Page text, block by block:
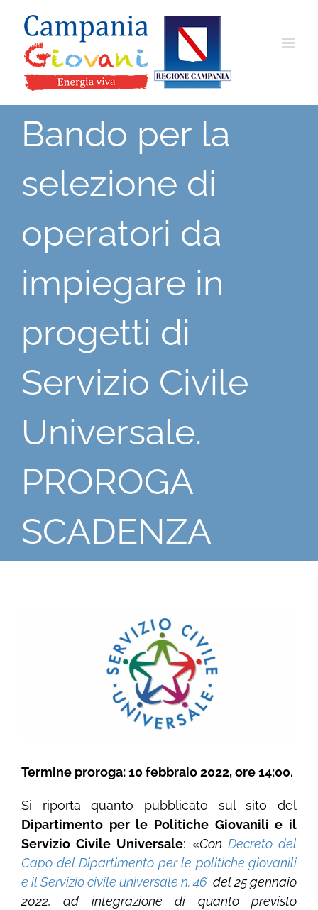
contenuto
Bando per la
selezione di
operatori da
impiegare in
progetti di
Servizio Civile
Universale.
PROROGA
SCADENZA
Termine proroga: 10 febbraio 2022, ore 14:00.
Si riporta quanto pubblicato sul sito del
Dipartimento per le Politiche Giovanili e il
Servizio Civile Universale: «Con Decreto del
Capo del Dipartimento per le politiche giovanili
e il Servizio civile universale n. 46 del 25 gennaio
2022, ad integrazione di quanto previsto